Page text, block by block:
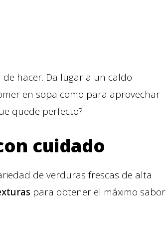
hacer. Da lugar a un caldo
en sopa como para aprovechar
quede perfecto?
cuidado
de verduras frescas de alta
para obtener el máximo sabor